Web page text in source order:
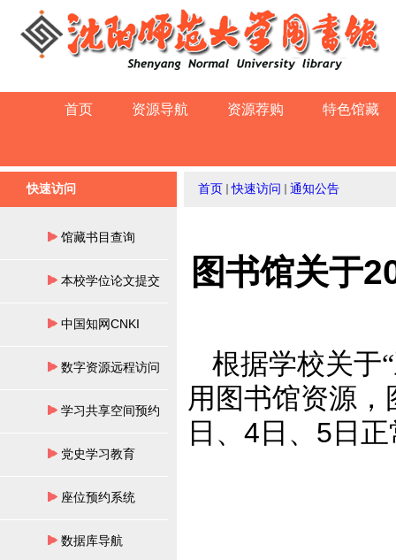
首页 资源导航 资源荐购 特色馆藏
快速访问
馆藏书目查询
本校学位论文提交
中国知网CNKI
数字资源远程访问
学习共享空间预约
党史学习教育
座位预约系统
数据库导航
首页 快速访问 通知公告
图书馆关于
根据学校关于
用图书馆资源，
日、 4 日、 5 日